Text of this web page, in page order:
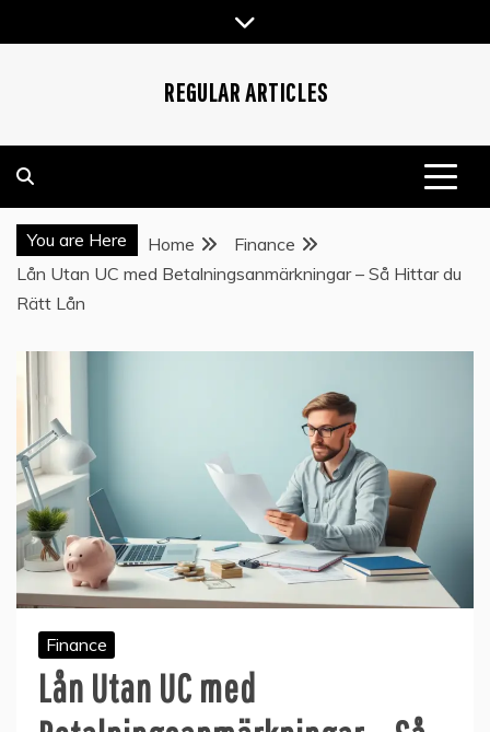
to
REGULAR ARTICLES
You are Here Home
Finance
Lån Utan UC med Betalningsanmärkningar – Så Hittar du
Rätt Lån
Finance
Lån Utan UC med